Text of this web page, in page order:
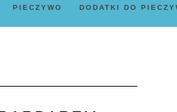
PIECZYWO DODATKI DO